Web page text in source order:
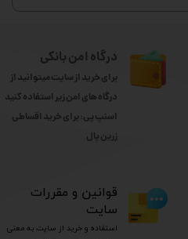
درگاه امن بانکی
برای خرید از سایت میتوانید از
درگاه های امن زیر استفاده کنید
اسنپ پی: برای خرید اقساطی
​​​​​​​زرین پال
​قوانین و مقررات
سایت
استفاده و خرید از سایت به معنی